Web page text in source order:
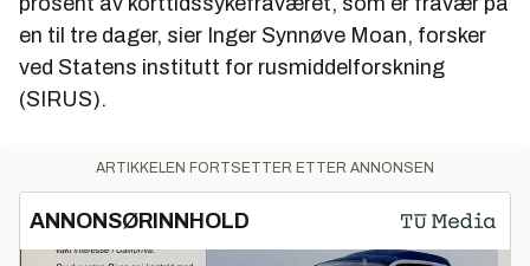
en til tre dager, sier Inger Synnøve Moan, forsker
ved Statens institutt for rusmiddelforskning
(SIRUS).
ARTIKKELEN FORTSETTER ETTER ANNONSEN
ANNONSØRINNHOLD